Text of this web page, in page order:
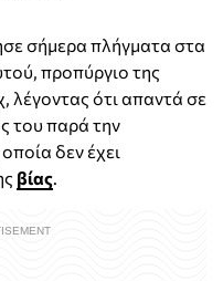
σήμερα πλήγματα στα
προπύργιο της
λέγοντας ότι απαντά σε
του παρά την
δεν έχει
βίας.